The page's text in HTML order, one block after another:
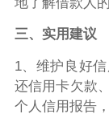
三、实用建议
1、维护良好
还信用卡欠款
个人信用报告